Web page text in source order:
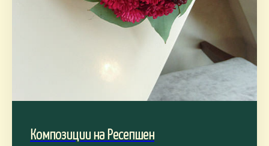
Композиции на Ресепшен